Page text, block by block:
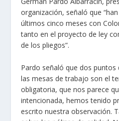
organización, señaló que
últimos cinco meses con
tanto en el proyecto de ley
de los pliegos”.
Pardo señaló que dos puntos
las mesas de trabajo son el
obligatoria, que nos parece
intencionada, hemos tenido
escrito nuestra observación.